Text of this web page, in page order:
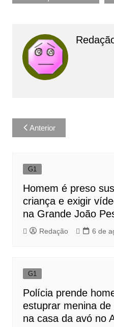
Navegação
de
Anterior
G1
Homem é preso
criança e exigir
na Grande João
Redação 6 de
G1
Polícia prende
estuprar menina
na casa da avó no